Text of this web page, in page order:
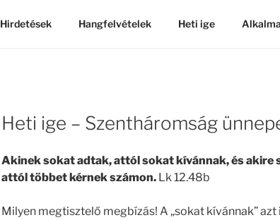
Hirdetések Hangfelvételek Heti ige
Heti ige – Szentháromság
Akinek sokat adtak, attól sokat kívánnak, és akire
attól többet kérnek számon. Lk 12.48b
Milyen megtisztelő megbízás! A „sokat kívánnak” azt